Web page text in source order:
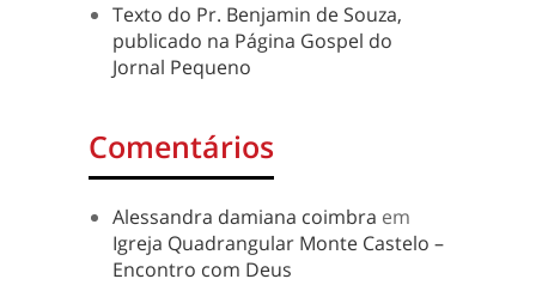
Texto do Pr. Benjamin de Souza,
publicado na Página Gospel do
Jornal Pequeno
Comentários
Alessandra damiana coimbra em
Igreja Quadrangular Monte Castelo –
Encontro com Deus